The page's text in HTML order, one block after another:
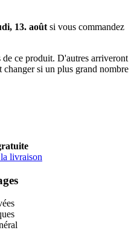
13. août si vous commandez
ce produit. D'autres arriveront
si un plus grand nombre
livraison